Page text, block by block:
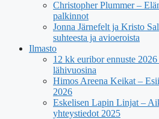
Christopher Plummer –
palkinnot
Jonna Järnefelt ja Kristo
suhteesta ja avioeroista
Ilmasto
12 kk euribor ennuste
lähivuosina
Himos Areena Keikat –
2026
Eskelisen Lapin Linjat –
yhteystiedot 2025